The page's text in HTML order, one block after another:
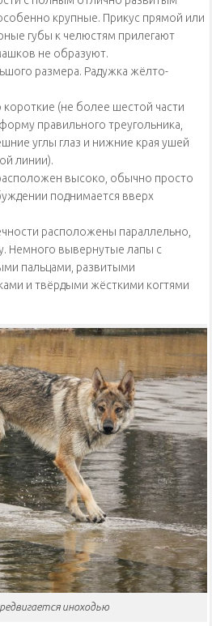
крупные. Прикус прямой или
губы к челюстям прилегают
не образуют.
размера. Радужка жёлто-
(не более шестой части
правильного треугольника,
углы глаз и нижние края ушей
линии).
высоко, обычно просто
поднимается вверх
расположены параллельно,
Немного вывернутые лапы с
пальцами, развитыми
и твёрдыми жёсткими когтями
иноходью